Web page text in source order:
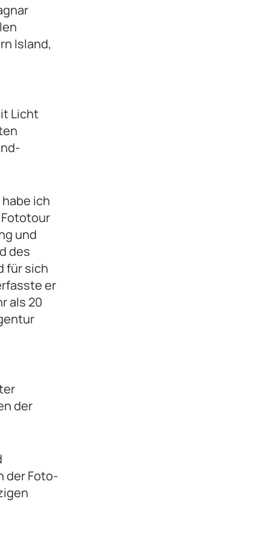
Island,
Licht
ich
und
des
für sich
er
als 20
der
der Foto-